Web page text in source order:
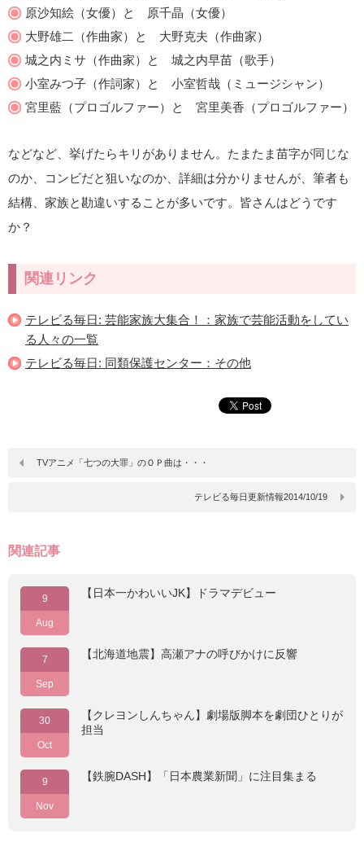
原沙知絵（女優）と 原千晶（女優）
大野雄二（作曲家）と 大野克夫（作曲家）
城之内ミサ（作曲家）と 城之内早苗（歌手）
小室みつ子（作詞家）と 小室哲哉（ミュージシャン）
宮里藍（プロゴルファー）と 宮里美香（プロゴルファー）
などなど、挙げたらキリがありません。たまたま苗字が同じな
のか、コンビだと狙いなのか、詳細は分かりませんが、筆者も
結構、家族と勘違いすることが多いです。皆さんはどうです
か？
関連リンク
テレビる毎日: 芸能家族大集合！：家族で芸能活動をしてい
る人々の一覧
テレビる毎日: 同類保護センター：その他
TVアニメ「七つの大罪」のＯＰ曲は・・・
テレビる毎日更新情報2014/10/19
関連記事
9
Aug
【日本一かわいいJK】ドラマデビュー
7
Sep
【北海道地震】高瀬アナの呼びかけに反響
30
Oct
【クレヨンしんちゃん】劇場版脚本を劇団ひとりが
担当
9
Nov
【鉄腕DASH】「日本農業新聞」に注目集まる